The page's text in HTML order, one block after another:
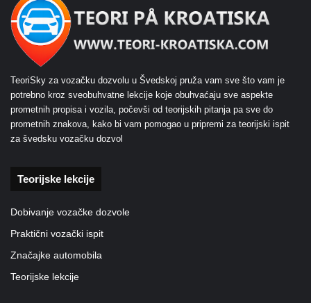
TeoriSky za vozačku dozvolu u Švedskoj pruža vam sve što vam je
potrebno kroz sveobuhvatne lekcije koje obuhvaćaju sve aspekte
prometnih propisa i vozila, počevši od teorijskih pitanja pa sve do
prometnih znakova, kako bi vam pomogao u pripremi za teorijski ispit
za švedsku vozačku dozvol
Teorijske lekcije
Dobivanje vozačke dozvole
Praktični vozački ispit
Značajke automobila
Teorijske lekcije